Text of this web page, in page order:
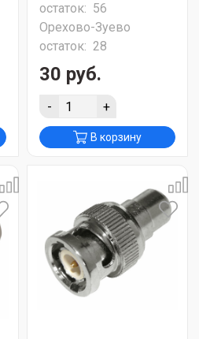
остаток: 56
Орехово-Зуево
остаток: 28
30 руб.
- +
В корзину